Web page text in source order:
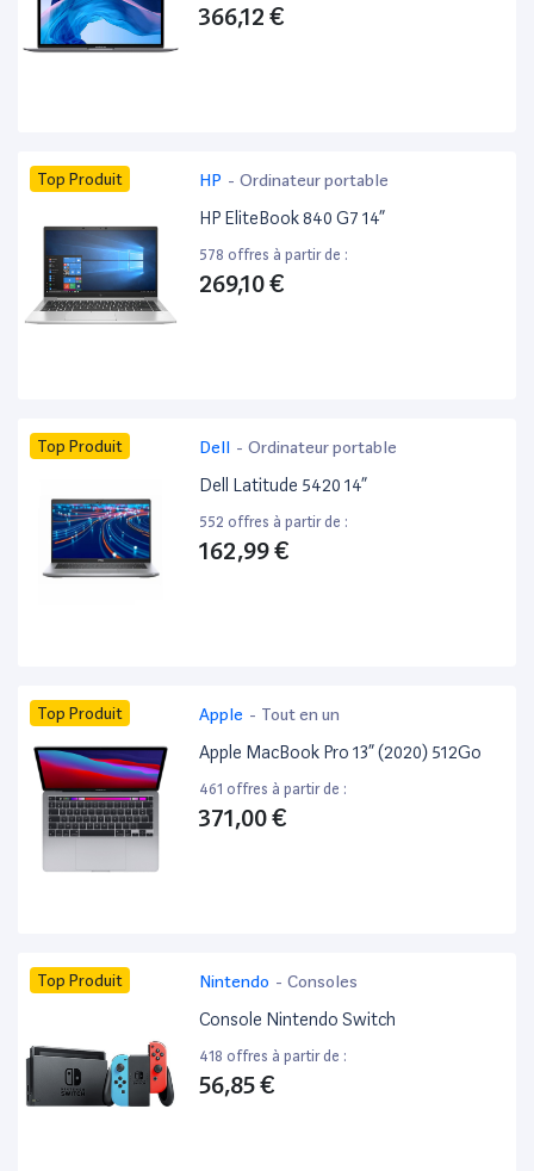
366,12 €
Top Produit HP - Ordinateur portable
HP EliteBook 840 G7 14”
578 offres à partir de :
269,10 €
Top Produit Dell - Ordinateur portable
Dell Latitude 5420 14”
552 offres à partir de :
162,99 €
Top Produit Apple - Tout en un
Apple MacBook Pro 13” (2020) 512Go
461 offres à partir de :
371,00 €
Top Produit Nintendo - Consoles
Console Nintendo Switch
418 offres à partir de :
56,85 €